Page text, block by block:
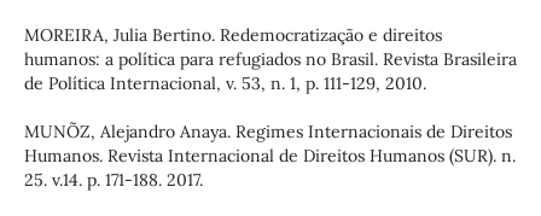
MOREIRA, Julia Bertino. Redemocratização e direitos
humanos: a política para refugiados no Brasil. Revista Brasileira
de Política Internacional, v. 53, n. 1, p. 111-129, 2010.
MUNÕZ, Alejandro Anaya. Regimes Internacionais de Direitos
Humanos. Revista Internacional de Direitos Humanos (SUR). n.
25. v.14. p. 171-188. 2017.